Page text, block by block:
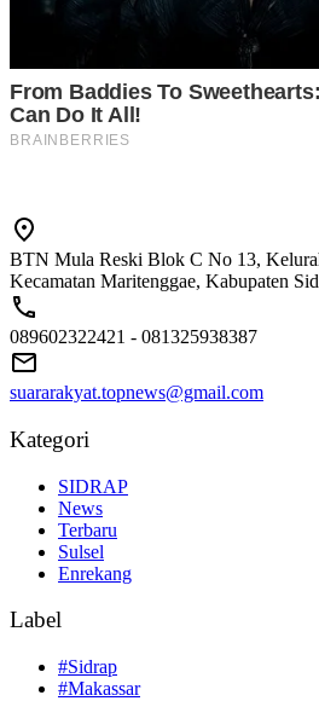
BTN Mula Reski Blok C No 13,
Kecamatan Maritenggae, Kabupaten
089602322421 - 081325938387
suararakyat.topnews@gmail.com
Kategori
SIDRAP
News
Terbaru
Sulsel
Enrekang
Label
#Sidrap
#Makassar